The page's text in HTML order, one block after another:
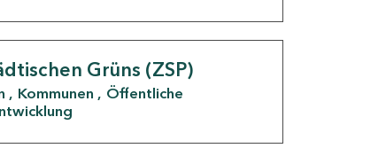
Grüns (ZSP)
Kommunen
Öffentliche